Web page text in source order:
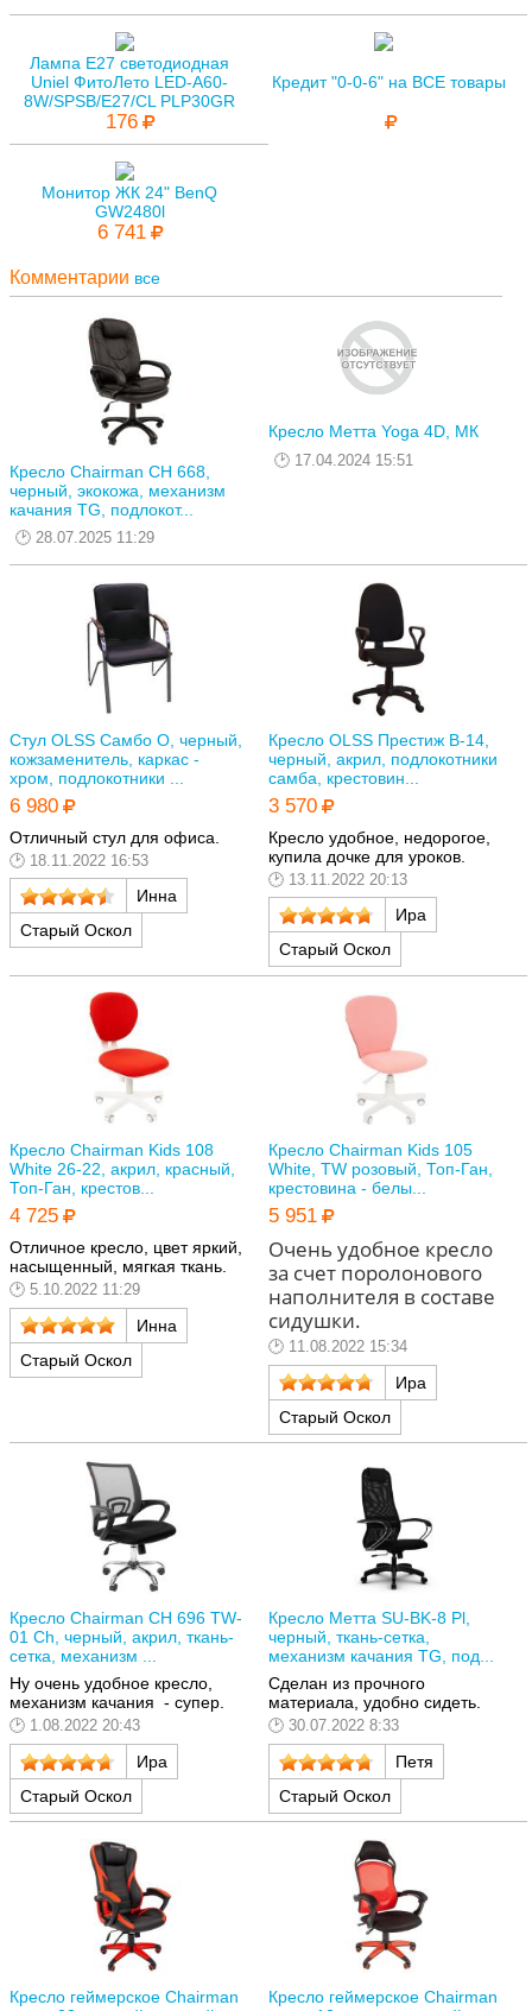
Лампа E27 светодиодная
Uniel ФитоЛето LED-A60-
8W/SPSB/E27/CL PLP30GR
176
Кредит "0-0-6" на ВСЕ товары
Монитор ЖК 24" BenQ
GW2480l
6 741
Комментарии все
Кресло Chairman CH 668,
черный, экокожа, механизм
качания TG, подлокот...
28.07.2025 11:29
Кресло Метта Yoga 4D, МК
17.04.2024 15:51
Стул OLSS Самбо О, черный,
кожзаменитель, каркас -
хром, подлокотники ...
6 980
Отличный стул для офиса.
18.11.2022 16:53
Инна
Старый Оскол
Кресло OLSS Престиж В-14,
черный, акрил, подлокотники
самба, крестовин...
3 570
Кресло удобное, недорогое,
купила дочке для уроков.
13.11.2022 20:13
Ира
Старый Оскол
Кресло Chairman Kids 108
White 26-22, акрил, красный,
Топ-Ган, крестов...
4 725
Отличное кресло, цвет яркий,
насыщенный, мягкая ткань.
5.10.2022 11:29
Инна
Старый Оскол
Кресло Chairman Kids 105
White, TW розовый, Топ-Ган,
крестовина - белы...
5 951
Очень удобное кресло
за счет поролонового
наполнителя в составе
сидушки.
11.08.2022 15:34
Ира
Старый Оскол
Кресло Chairman CH 696 TW-
01 Ch, черный, акрил, ткань-
сетка, механизм ...
Ну очень удобное кресло,
механизм качания - супер.
1.08.2022 20:43
Ира
Старый Оскол
Кресло Метта SU-BK-8 Pl,
черный, ткань-сетка,
механизм качания TG, под...
Сделан из прочного
материала, удобно сидеть.
30.07.2022 8:33
Петя
Старый Оскол
Кресло геймерское Chairman
Кресло геймерское Chairman